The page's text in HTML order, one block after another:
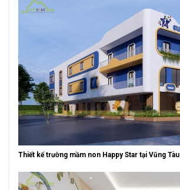
Thiết kế trường mầm non Happy Star tại Vũng Tàu